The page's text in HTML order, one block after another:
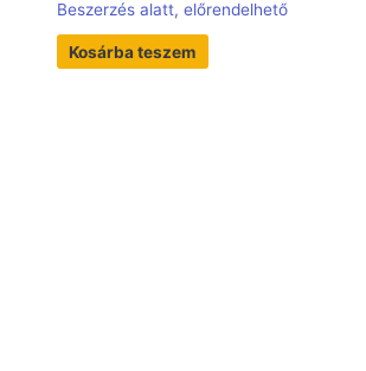
Beszerzés alatt, előrendelhető
Kosárba teszem